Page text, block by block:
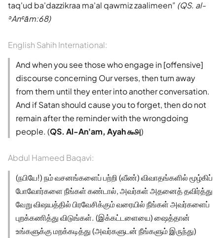
taq'ud ba'dazzikraa ma'al qawmiz zaalimeen (QS. al-
ʾAnʿām:68)
English Sahih International:
And when you see those who engage in [offensive]
discourse concerning Our verses, then turn away
from them until they enter into another conversation.
And if Satan should cause you to forget, then do not
remain after the reminder with the wrongdoing
people. (QS. Al-An'am, Ayah ௬௮)
Abdul Hameed Baqavi:
(நபியே!) நம் வசனங்களைப் பற்றி (வீண்) விவாதங்களில் மூழ்கிப்
போவோர்களை நீங்கள் கண்டால், அவர்கள் அதனைத் தவிர்த்து
வேறு விஷயத்தில் பிரவேசிக்கும் வரையில் நீங்கள் அவர்களைப்
புறக்கணித்து விடுங்கள். (இக்கட்டளையை) ஷைத்தான்
உங்களுக்கு மறக்கடித்து (அவர்களுடன் நீங்களும் இருந்து)